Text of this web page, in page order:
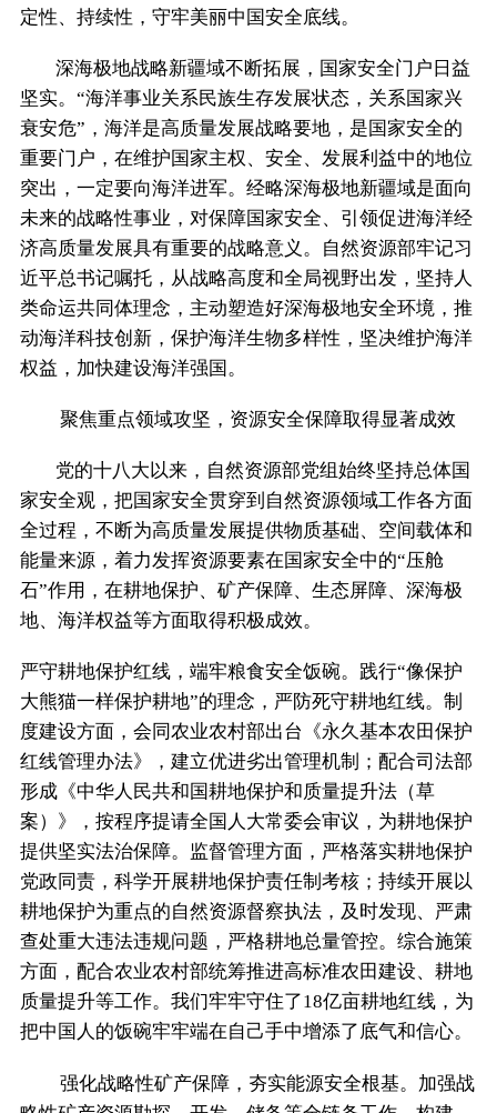
定性、持续性，守牢美丽中国安全底线。
深海极地战略新疆域不断拓展，国家安全门户日益
坚实。“海洋事业关系民族生存发展状态，关系国家兴
衰安危”，海洋是高质量发展战略要地，是国家安全的
重要门户，在维护国家主权、安全、发展利益中的地位
突出，一定要向海洋进军。经略深海极地新疆域是面向
未来的战略性事业，对保障国家安全、引领促进海洋经
济高质量发展具有重要的战略意义。自然资源部牢记习
近平总书记嘱托，从战略高度和全局视野出发，坚持人
类命运共同体理念，主动塑造好深海极地安全环境，推
动海洋科技创新，保护海洋生物多样性，坚决维护海洋
权益，加快建设海洋强国。
聚焦重点领域攻坚，资源安全保障取得显著成效
党的十八大以来，自然资源部党组始终坚持总体国
家安全观，把国家安全贯穿到自然资源领域工作各方面
全过程，不断为高质量发展提供物质基础、空间载体和
能量来源，着力发挥资源要素在国家安全中的“压舱
石”作用，在耕地保护、矿产保障、生态屏障、深海极
地、海洋权益等方面取得积极成效。
严守耕地保护红线，端牢粮食安全饭碗。践行“像保护
大熊猫一样保护耕地”的理念，严防死守耕地红线。制
度建设方面，会同农业农村部出台《永久基本农田保护
红线管理办法》，建立优进劣出管理机制；配合司法部
形成《中华人民共和国耕地保护和质量提升法（草
案）》，按程序提请全国人大常委会审议，为耕地保护
提供坚实法治保障。监督管理方面，严格落实耕地保护
党政同责，科学开展耕地保护责任制考核；持续开展以
耕地保护为重点的自然资源督察执法，及时发现、严肃
查处重大违法违规问题，严格耕地总量管控。综合施策
方面，配合农业农村部统筹推进高标准农田建设、耕地
质量提升等工作。我们牢牢守住了18亿亩耕地红线，为
把中国人的饭碗牢牢端在自己手中增添了底气和信心。
强化战略性矿产保障，夯实能源安全根基。加强战